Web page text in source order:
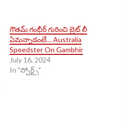
గౌతమ్ గంభీర్ గురించి బ్రెట్ లీ
ఏమన్నాడంటే… Australia
Speedster On Gambhir
July 16, 2024
In "స్పోర్ట్స్​"